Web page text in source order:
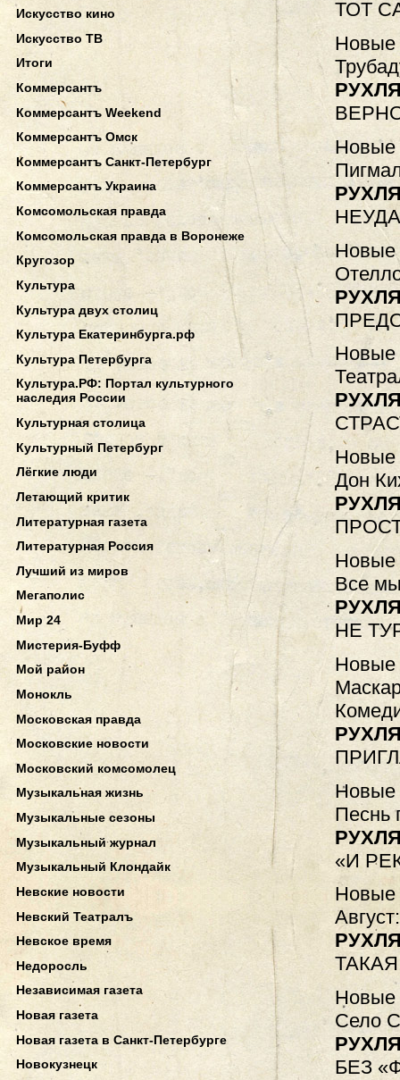
ТОТ
Новые
Новые
Новые
Новые
Новые
Дон
Новые
Все
НЕ
Новые
Новые
Песнь
«И
Новые
Новые
Село
БЕЗ
Искусство кино
Искусство ТВ
Итоги
Коммерсантъ
Коммерсантъ Weekend
Коммерсантъ Омск
Коммерсантъ Санкт-Петербург
Коммерсантъ Украина
Комсомольская правда
Комсомольская правда в Воронеже
Кругозор
Культура
Культура двух столиц
Культура Екатеринбурга.рф
Культура Петербурга
Культура.РФ: Портал культурного
наследия России
Культурная столица
Культурный Петербург
Лёгкие люди
Летающий критик
Литературная газета
Литературная Россия
Лучший из миров
Мегаполис
Мир 24
Мистерия-Буфф
Мой район
Монокль
Московская правда
Московские новости
Московский комсомолец
Музыкальная жизнь
Музыкальные сезоны
Музыкальный журнал
Музыкальный Клондайк
Невские новости
Невский Театралъ
Невское время
Недоросль
Независимая газета
Новая газета
Новая газета в Санкт-Петербурге
Новокузнецк